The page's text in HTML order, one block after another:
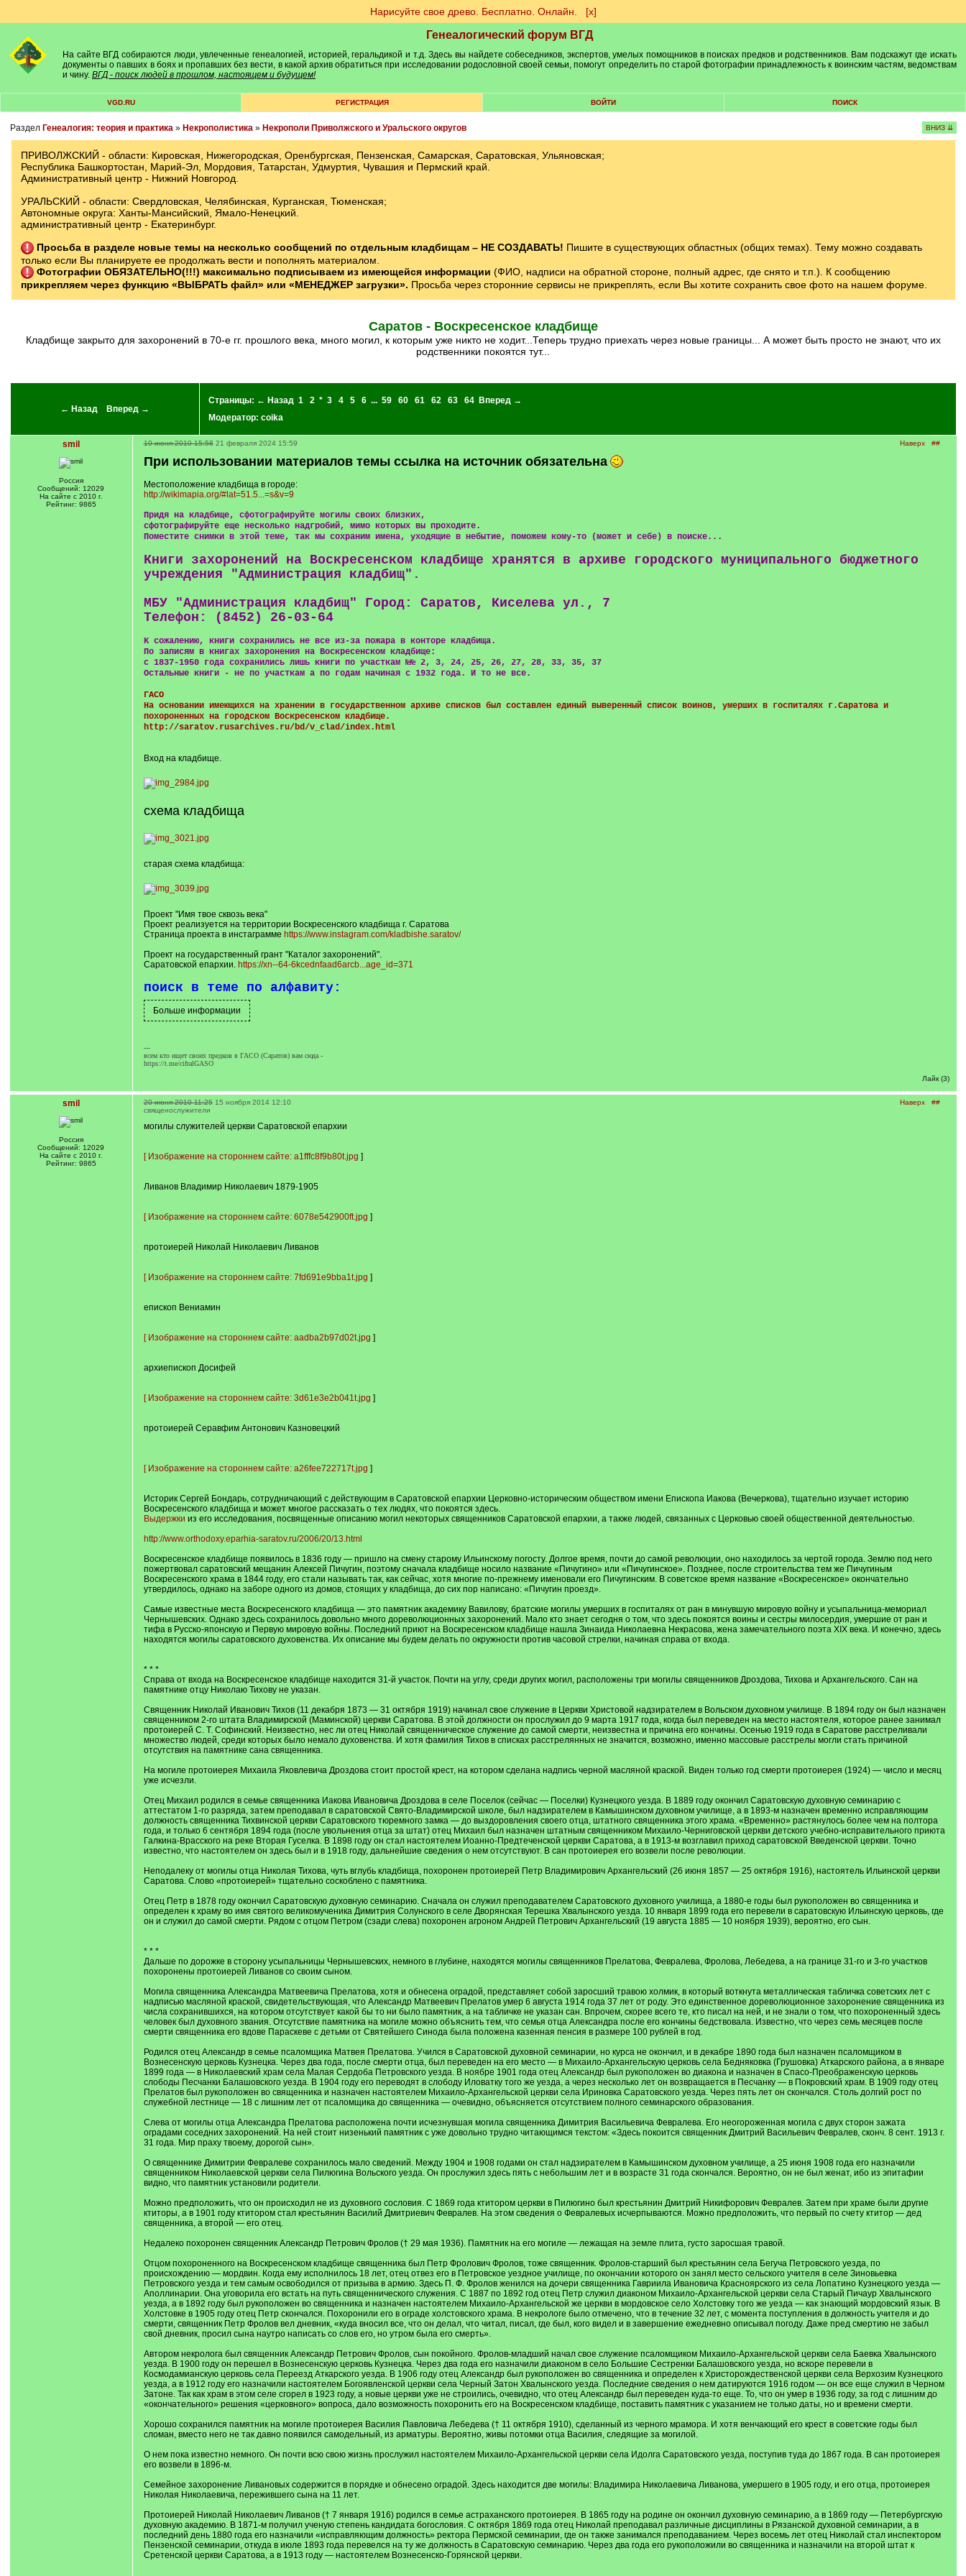
Нарисуйте свое древо. Бесплатно. Онлайн. [х]
Генеалогический форум ВГД
На сайте ВГД собираются люди, увлеченные генеалогией, историей, геральдикой и т.д. Здесь вы найдете собеседников, экспертов, умелых помощников в поисках предков и родственников. Вам подскажут где искать
документы о павших в боях и пропавших без вести, в какой архив обратиться при исследовании родословной своей семьи, помогут определить по старой фотографии принадлежность к воинским частям, ведомствам
и чину. ВГД - поиск людей в прошлом, настоящем и будущем!
VGD.RU РЕГИСТРАЦИЯ ВОЙТИ ПОИСК
Раздел Генеалогия: теория и практика» Некрополистика» Некрополи Приволжского и Уральского округов ВНИЗ ⇊
ПРИВОЛЖСКИЙ - области: Кировская, Нижегородская, Оренбургская, Пензенская, Самарская, Саратовская, Ульяновская;
Республика Башкортостан, Марий-Эл, Мордовия, Татарстан, Удмуртия, Чувашия и Пермский край.
Административный центр - Нижний Новгород.
УРАЛЬСКИЙ - области: Свердловская, Челябинская, Курганская, Тюменская;
Автономные округа: Ханты-Мансийский, Ямало-Ненецкий.
административный центр - Екатеринбург.
Просьба в разделе новые темы на несколько сообщений по отдельным кладбищам – НЕ СОЗДАВАТЬ! Пишите в существующих областных (общих темах). Тему можно создавать
только если Вы планируете ее продолжать вести и пополнять материалом.
Фотографии ОБЯЗАТЕЛЬНО(!!!) максимально подписываем из имеющейся информации (ФИО, надписи на обратной стороне, полный адрес, где снято и т.п.). К сообщению
прикрепляем через функцию «ВЫБРАТЬ файл» или «МЕНЕДЖЕР загрузки». Просьба через сторонние сервисы не прикреплять, если Вы хотите сохранить свое фото на нашем форуме.
Саратов - Воскресенское кладбище
кладбище закрыто для захоронений в 70-е гг. прошлого века, много могил, к которым уже никто не ходит...Теперь трудно приехать через новые границы... А может быть просто не знают, что их
родственники покоятся тут...
← Назад Вперед →
Страницы: ← Назад 1 2 * 3 4 5 6 ... 59 60 61 62 63 64
Вперед →
Модератор: coika
smil
Россия
Сообщений: 12029
На сайте с 2010 г.
Рейтинг: 9865
Наверх ##
10 июня 2010 15:58 21 февраля 2024 15:59
При использовании материалов темы ссылка на источник обязательна
Местоположение кладбища в городе:
http://wikimapia.org/#lat=51.5...=s&v=9
Придя на кладбище, сфотографируйте могилы своих близких,
сфотографируйте еще несколько надгробий, мимо которых вы проходите.
Поместите снимки в этой теме, так мы сохраним имена, уходящие в небытие, поможем кому-то (может и себе) в поиске...
Книги захоронений на Воскресенском кладбище хранятся в архиве городского муниципального бюджетного
учреждения "Администрация кладбищ".
МБУ "Администрация кладбищ" Город: Саратов, Киселева ул., 7
Телефон: (8452) 26-03-64
К сожалению, книги сохранились не все из-за пожара в конторе кладбища.
По записям в книгах захоронения на Воскресенском кладбище:
с 1837-1950 года сохранились лишь книги по участкам №№ 2, 3, 24, 25, 26, 27, 28, 33, 35, 37
Остальные книги - не по участкам а по годам начиная с 1932 года. И то не все.
ГАСО
На основании имеющихся на хранении в государственном архиве списков был составлен единый выверенный список воинов, умерших в госпиталях г.Саратова и
похороненных на городском Воскресенском кладбище.
http://saratov.rusarchives.ru/bd/v_clad/index.html
Вход на кладбище.
схема кладбища
старая схема кладбища:
Проект "Имя твое сквозь века"
Проект реализуется на территории Воскресенского кладбища г. Саратова
Страница проекта в инстаграмме https://www.instagram.com/kladbishe.saratov/
Проект на государственный грант "Каталог захоронений".
Саратовской епархии. https://xn--64-6kcednfaad6arcb...age_id=371
поиск в теме по алфавиту:
---
всем кто ищет своих предков в ГАСО (Саратов) вам сюда -
https://t.me/cifralGASO
Лайк (3)
smil
Россия
Сообщений: 12029
На сайте с 2010 г.
Рейтинг: 9865
Наверх ##
20 июня 2010 11:25 15 ноября 2014 12:10
священослужители
могилы служителей церкви Саратовской епархии
[ Изображение на стороннем сайте: a1fffc8f9b80t.jpg ]
Ливанов Владимир Николаевич 1879-1905
[ Изображение на стороннем сайте: 6078e542900ft.jpg ]
протоиерей Николай Николаевич Ливанов
[ Изображение на стороннем сайте: 7fd691e9bba1t.jpg ]
епископ Вениамин
[ Изображение на стороннем сайте: aadba2b97d02t.jpg ]
архиепископ Досифей
[ Изображение на стороннем сайте: 3d61e3e2b041t.jpg ]
протоиерей Серавфим Антонович Казновецкий
[ Изображение на стороннем сайте: a26fee722717t.jpg ]
Историк Сергей Бондарь, сотрудничающий с действующим в Саратовской епархии Церковно-историческим обществом имени Епископа Иакова (Вечеркова), тщательно изучает историю
Воскресенского кладбища и может многое рассказать о тех людях, что покоятся здесь.
Выдержки из его исследования, посвященные описанию могил некоторых священников Саратовской епархии, а также людей, связанных с Церковью своей общественной деятельностью.
http://www.orthodoxy.eparhia-saratov.ru/2006/20/13.html
Воскресенское кладбище появилось в 1836 году — пришло на смену старому Ильинскому погосту. Долгое время, почти до самой революции, оно находилось за чертой города. Землю под него
пожертвовал саратовский мещанин Алексей Пичугин, поэтому сначала кладбище носило название «Пичугино» или «Пичугинское». Позднее, после строительства тем же Пичугиным
Воскресенского храма в 1844 году, его стали называть так, как сейчас, хотя многие по-прежнему именовали его Пичугинским. В советское время название «Воскресенское» окончательно
утвердилось, однако на заборе одного из домов, стоящих у кладбища, до сих пор написано: «Пичугин проезд».
Самые известные места Воскресенского кладбища — это памятник академику Вавилову, братские могилы умерших в госпиталях от ран в минувшую мировую войну и усыпальница-мемориал
Чернышевских. Однако здесь сохранилось довольно много дореволюционных захоронений. Мало кто знает сегодня о том, что здесь покоятся воины и сестры милосердия, умершие от ран и
тифа в Русско-японскую и Первую мировую войны. Последний приют на Воскресенском кладбище нашла Зинаида Николаевна Некрасова, жена замечательного поэта XIX века. И конечно, здесь
находятся могилы саратовского духовенства. Их описание мы будем делать по окружности против часовой стрелки, начиная справа от входа.
* * *
Справа от входа на Воскресенское кладбище находится 31-й участок. Почти на углу, среди других могил, расположены три могилы священников Дроздова, Тихова и Архангельского. Сан на
памятнике отцу Николаю Тихову не указан.
Священник Николай Иванович Тихов (11 декабря 1873 — 31 октября 1919) начинал свое служение в Церкви Христовой надзирателем в Вольском духовном училище. В 1894 году он был назначен
священником 2-го штата Владимирской (Маминской) церкви Саратова. В этой должности он прослужил до 9 марта 1917 года, когда был переведен на место настоятеля, которое ранее занимал
протоиерей С. Т. Софинский. Неизвестно, нес ли отец Николай священническое служение до самой смерти, неизвестна и причина его кончины. Осенью 1919 года в Саратове расстреливали
множество людей, среди которых было немало духовенства. И хотя фамилия Тихов в списках расстрелянных не значится, возможно, именно массовые расстрелы могли стать причиной
отсутствия на памятнике сана священника.
На могиле протоиерея Михаила Яковлевича Дроздова стоит простой крест, на котором сделана надпись черной масляной краской. Виден только год смерти протоиерея (1924) — число и месяц
уже исчезли.
Отец Михаил родился в семье священника Иакова Ивановича Дроздова в селе Поселок (сейчас — Поселки) Кузнецкого уезда. В 1889 году окончил Саратовскую духовную семинарию с
аттестатом 1-го разряда, затем преподавал в саратовской Свято-Владимирской школе, был надзирателем в Камышинском духовном училище, а в 1893-м назначен временно исправляющим
должность священника Тихвинской церкви Саратовского тюремного замка — до выздоровления своего отца, штатного священника этого храма. «Временно» растянулось более чем на полтора
года, и только 6 сентября 1894 года (после увольнения отца за штат) отец Михаил был назначен штатным священником Михаило-Черниговской церкви детского учебно-исправительного приюта
Галкина-Врасского на реке Вторая Гуселка. В 1898 году он стал настоятелем Иоанно-Предтеченской церкви Саратова, а в 1913-м возглавил приход саратовской Введенской церкви. Точно
известно, что настоятелем он здесь был и в 1918 году, дальнейшие сведения о нем отсутствуют. В сан протоиерея его возвели после революции.
Неподалеку от могилы отца Николая Тихова, чуть вглубь кладбища, похоронен протоиерей Петр Владимирович Архангельский (26 июня 1857 — 25 октября 1916), настоятель Ильинской церкви
Саратова. Слово «протоиерей» тщательно соскоблено с памятника.
Отец Петр в 1878 году окончил Саратовскую духовную семинарию. Сначала он служил преподавателем Саратовского духовного училища, а 1880-е годы был рукоположен во священника и
определен к храму во имя святого великомученика Димитрия Солунского в селе Дворянская Терешка Хвалынского уезда. 10 января 1899 года его перевели в саратовскую Ильинскую церковь, где
он и служил до самой смерти. Рядом с отцом Петром (сзади слева) похоронен агроном Андрей Петрович Архангельский (19 августа 1885 — 10 ноября 1939), вероятно, его сын.
* * *
Дальше по дорожке в сторону усыпальницы Чернышевских, немного в глубине, находятся могилы священников Прелатова, Февралева, Фролова, Лебедева, а на границе 31-го и 3-го участков
похоронены протоиерей Ливанов со своим сыном.
Могила священника Александра Матвеевича Прелатова, хотя и обнесена оградой, представляет собой заросший травою холмик, в который воткнута металлическая табличка советских лет с
надписью масляной краской, свидетельствующая, что Александр Матвеевич Прелатов умер 6 августа 1914 года 37 лет от роду. Это единственное дореволюционное захоронение священника из
числа сохранившихся, на котором отсутствует какой бы то ни было памятник, а на табличке не указан сан. Впрочем, скорее всего те, кто писал на ней, и не знали о том, что похороненный здесь
человек был духовного звания. Отсутствие памятника на могиле можно объяснить тем, что семья отца Александра после его кончины бедствовала. Известно, что через семь месяцев после
смерти священника его вдове Параскеве с детьми от Святейшего Синода была положена казенная пенсия в размере 100 рублей в год.
Родился отец Александр в семье псаломщика Матвея Прелатова. Учился в Саратовской духовной семинарии, но курса не окончил, и в декабре 1890 года был назначен псаломщиком в
Вознесенскую церковь Кузнецка. Через два года, после смерти отца, был переведен на его место — в Михаило-Архангельскую церковь села Бедняковка (Грушовка) Аткарского района, а в январе
1899 года — в Николаевский храм села Малая Сердоба Петровского уезда. В ноябре 1901 года отец Александр был рукоположен во диакона и назначен в Спасо-Преображенскую церковь
слободы Песчанки Балашовского уезда. В 1904 году его переводят в слободу Иловатку того же уезда, а через несколько лет он возвращается в Песчанку — в Покровский храм. В 1909 году отец
Прелатов был рукоположен во священника и назначен настоятелем Михаило-Архангельской церкви села Ириновка Саратовского уезда. Через пять лет он скончался. Столь долгий рост по
служебной лестнице — 18 с лишним лет от псаломщика до священника — очевидно, объясняется отсутствием полного семинарского образования.
Слева от могилы отца Александра Прелатова расположена почти исчезнувшая могила священника Димитрия Васильевича Февралева. Его неогороженная могила с двух сторон зажата
оградами соседних захоронений. На ней стоит низенький памятник с уже довольно трудно читающимся текстом: «Здесь покоится священник Дмитрий Васильевич Февралев, сконч. 8 сент. 1913 г.
31 года. Мир праху твоему, дорогой сын».
О священнике Димитрии Февралеве сохранилось мало сведений. Между 1904 и 1908 годами он стал надзирателем в Камышинском духовном училище, а 25 июня 1908 года его назначили
священником Николаевской церкви села Пилюгина Вольского уезда. Он прослужил здесь пять с небольшим лет и в возрасте 31 года скончался. Вероятно, он не был женат, ибо из эпитафии
видно, что памятник установили родители.
Можно предположить, что он происходил не из духовного сословия. С 1869 года ктитором церкви в Пилюгино был крестьянин Дмитрий Никифорович Февралев. Затем при храме были другие
ктиторы, а в 1901 году ктитором стал крестьянин Василий Дмитриевич Февралев. На этом сведения о Февралевых исчерпываются. Можно предположить, что первый по счету ктитор — дед
священника, а второй — его отец.
Недалеко похоронен священник Александр Петрович Фролов († 29 мая 1936). Памятник на его могиле — лежащая на земле плита, густо заросшая травой.
Отцом похороненного на Воскресенском кладбище священника был Петр Фролович Фролов, тоже священник. Фролов-старший был крестьянин села Бегуча Петровского уезда, по
происхождению — мордвин. Когда ему исполнилось 18 лет, отец отвез его в Петровское уездное училище, по окончании которого он занял место сельского учителя в селе Зиновьевка
Петровского уезда и тем самым освободился от призыва в армию. Здесь П. Ф. Фролов женился на дочери священника Гавриила Ивановича Красноярского из села Лопатино Кузнецкого уезда —
Аполлинарии. Она уговорила его встать на путь священнического служения. С 1887 по 1892 год отец Петр служил диаконом Михаило-Архангельской церкви села Старый Пичаур Хвалынского
уезда, а в 1892 году был рукоположен во священника и назначен настоятелем Михаило-Архангельской же церкви в мордовское село Холстовку того же уезда — как знающий мордовский язык. В
Холстовке в 1905 году отец Петр скончался. Похоронили его в ограде холстовского храма. В некрологе было отмечено, что в течение 32 лет, с момента поступления в должность учителя и до
смерти, священник Петр Фролов вел дневник, «куда вносил все, что он делал, что читал, писал, где был, кого видел и в завершение ежедневно описывал погоду. Даже пред смертию не забыл
свой дневник, просил сына наутро написать со слов его, но утром была его смерть».
Автором некролога был священник Александр Петрович Фролов, сын покойного. Фролов-младший начал свое служение псаломщиком Михаило-Архангельской церкви села Баевка Хвалынского
уезда. В 1900 году он перешел в Вознесенскую церковь Кузнецка. Через два года его назначили диаконом в село Большие Сестренки Балашовского уезда, но вскоре перевели в
Космодамианскую церковь села Переезд Аткарского уезда. В 1906 году отец Александр был рукоположен во священника и определен к Христорождественской церкви села Верхозим Кузнецкого
уезда, а в 1912 году его назначили настоятелем Богоявленской церкви села Черный Затон Хвалынского уезда. Последние сведения о нем датируются 1916 годом — он все еще служил в Черном
Затоне. Так как храм в этом селе сгорел в 1923 году, а новые церкви уже не строились, очевидно, что отец Александр был переведен куда-то еще. То, что он умер в 1936 году, за год с лишним до
«окончательного» решения «церковного» вопроса, дало возможность похоронить его на Воскресенском кладбище, поставить памятник с указанием не только даты, но и времени смерти.
Хорошо сохранился памятник на могиле протоиерея Василия Павловича Лебедева († 11 октября 1910), сделанный из черного мрамора. И хотя венчающий его крест в советские годы был
сломан, вместо него не так давно появился самодельный, из арматуры. Вероятно, живы потомки отца Василия, следящие за могилой.
О нем пока известно немного. Он почти всю свою жизнь прослужил настоятелем Михаило-Архангельской церкви села Идолга Саратовского уезда, поступив туда до 1867 года. В сан протоиерея
его возвели в 1896-м.
Семейное захоронение Ливановых содержится в порядке и обнесено оградой. Здесь находится две могилы: Владимира Николаевича Ливанова, умершего в 1905 году, и его отца, протоиерея
Николая Николаевича, пережившего сына на 11 лет.
Протоиерей Николай Николаевич Ливанов († 7 января 1916) родился в семье астраханского протоиерея. В 1865 году на родине он окончил духовную семинарию, а в 1869 году — Петербургскую
духовную академию. В 1871-м получил ученую степень кандидата богословия. С октября 1869 года отец Николай преподавал различные дисциплины в Рязанской духовной семинарии, а в
последний день 1880 года его назначили «исправляющим должность» ректора Пермской семинарии, где он также занимался преподаванием. Через восемь лет отец Николай стал инспектором
Пензенской семинарии, откуда в июле 1893 года перевелся на ту же должность в Саратовскую семинарию. Через два года его рукоположили во священника и назначили на второй штат к
Сретенской церкви Саратова, а в 1913 году — настоятелем Вознесенско-Горянской церкви.